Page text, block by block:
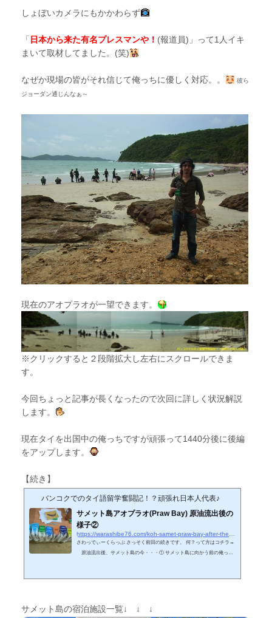
しょぼいカメラにもかかわらず
「 日本から来た有名プレスマンや！ (報道員)」って1人イキ
まいて取材してました。(笑)
なぜか現場の皆がそれ信じて俺っちに優しく対応。。
彼ら
ジョーダン通じんなぁ～
現在のアオプラオが一望できます。
※クリックすると２段階拡大し左右にスクロールできま
す。
今回ちょっと記事が長くなったので次回に詳しく状況解説
します。
現在タイを出国中の俺っちですが頑張って1440分後に後編
をアップします。
【続き】
バンコクでのタイ語留学奮闘記！？頑張れ日本人代表♪
サメット島アオプラオ(Praw Bay) 原油流出後の
様子②
さわっでぃーくらっぷ さっそく前回の続きです。 何？って方はコチラ→
原油流出後、サメット島の今・・・① サメット島に向かう前の俺っち
は、どう見えますか？ナダン港の海水の様子です。 ナダン港に到着後、
い...
サメット島の宿泊施設一覧↓ ↓ ↓